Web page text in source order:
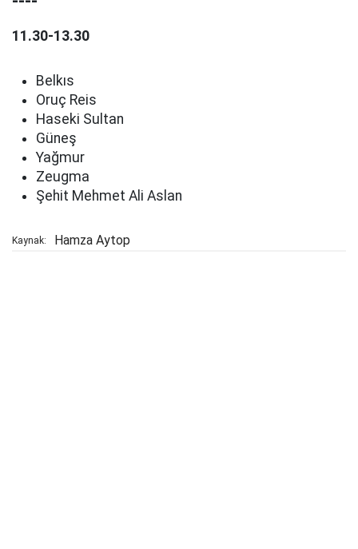
11.30-13.30
Belkıs
Oruç Reis
Haseki Sultan
Güneş
Yağmur
Zeugma
Şehit Mehmet Ali Aslan
Kaynak: Hamza Aytop